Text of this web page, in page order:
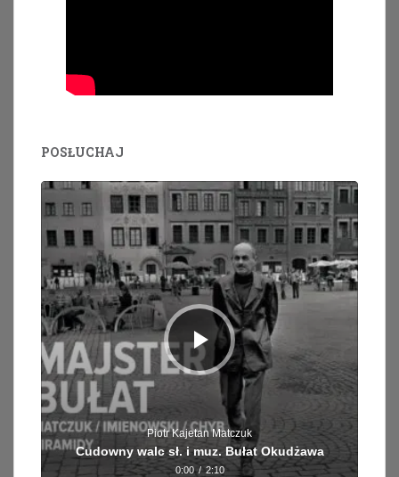
POSŁUCHAJ
Odtwarzacz
dźwiękowych
Piotr Kajetan Matczuk
Cudowny walc sł. i muz. Bułat Okudżawa
0:00 / 2:10